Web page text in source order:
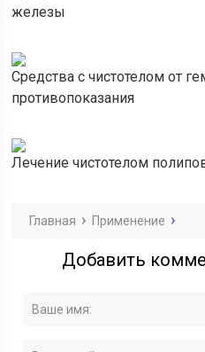
железы
Средства с чистотелом от
противопоказания
Лечение чистотелом
Главная Применение
Добавить